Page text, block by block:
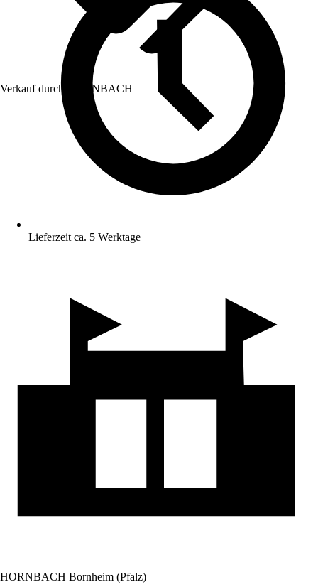
Verkauf durch: HORNBACH
Lieferzeit ca. 5 Werktage
HORNBACH Bornheim (Pfalz)